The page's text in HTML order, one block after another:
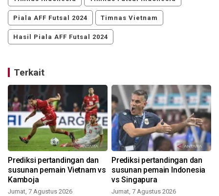
Piala AFF Futsal 2024 Timnas Vietnam
Hasil Piala AFF Futsal 2024
Terkait
Prediksi pertandingan dan
susunan pemain Vietnam vs
Kamboja
Jumat, 7 Agustus 2026
Prediksi pertandingan dan
susunan pemain Indonesia
vs Singapura
Jumat, 7 Agustus 2026